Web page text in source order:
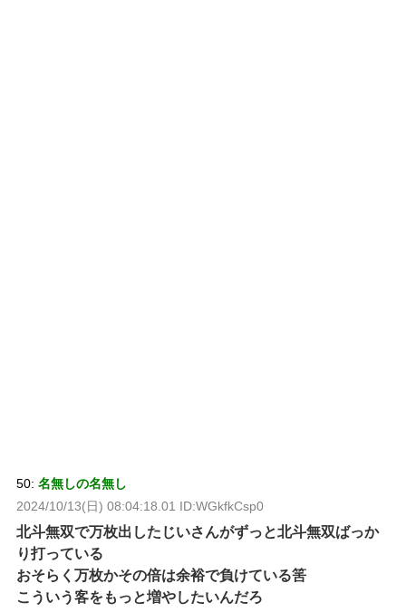
50: 名無しの名無し
2024/10/13(日) 08:04:18.01 ID:WGkfkCsp0
北斗無双で万枚出したじいさんがずっと北斗無双ばっか
り打っている
おそらく万枚かその倍は余裕で負けている筈
こういう客をもっと増やしたいんだろ